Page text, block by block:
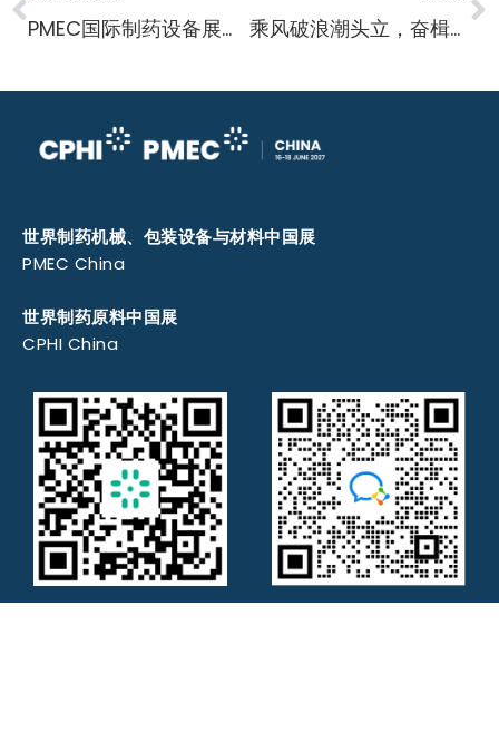
PMEC国际制药设备展资讯-BioNTech公司与OncoC4公司计划开发癌症抗体新型药
乘风破浪潮头立，奋楫扬帆正当时CPHI & PMEC China强势回归，共启国际化新征途
世界制药机械、包装设备与材料中国展
PMEC China
世界制药原料中国展
CPHI China